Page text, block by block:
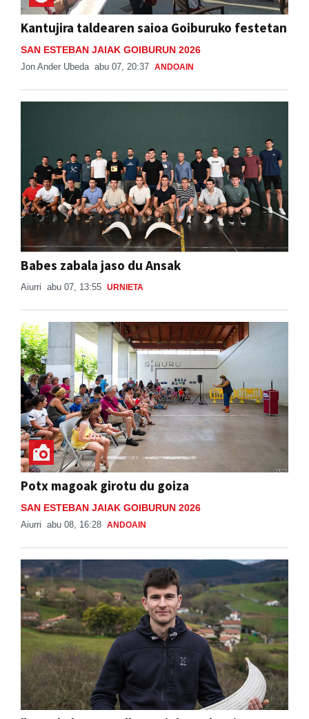
Kantujira taldearen saioa Goiburuko festetan
SAN ESTEBAN JAIAK GOIBURUN 2026
Jon Ander Ubeda abu 07, 20:37 ANDOAIN
Babes zabala jaso du Ansak
Aiurri abu 07, 13:55 URNIETA
Potx magoak girotu du goiza
SAN ESTEBAN JAIAK GOIBURUN 2026
Aiurri abu 08, 16:28 ANDOAIN